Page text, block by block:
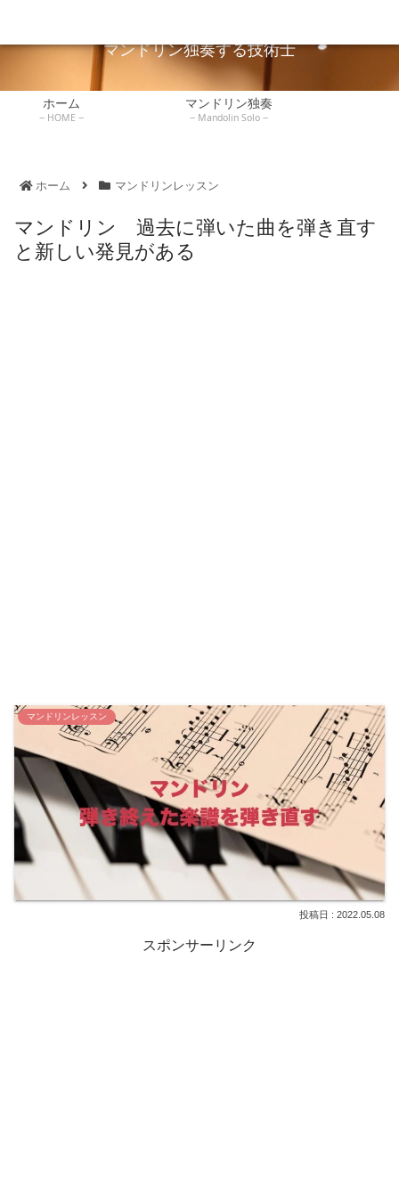
マンドリン独奏する技術士
ホーム
HOME
マンドリン独奏
Mandolin Solo
ホーム マンドリンレッスン
マンドリン 過去に弾いた曲を弾き直す
と新しい発見がある
マンドリンレッスン
2022.05.08
スポンサーリンク